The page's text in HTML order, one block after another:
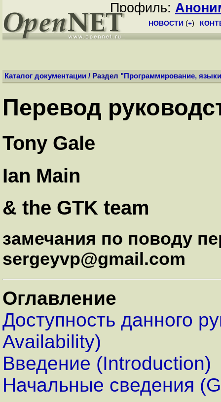
Профиль:
НОВОСТИ (+)
Каталог документации / Раздел " Программирование, языки
Перевод
Tony Gale
Ian Main
& the GTK team
замечания по поводу
sergeyvp@gmail.com
Оглавление
Доступность данного
Availability)
Введение (Introduction)
Начальные сведения